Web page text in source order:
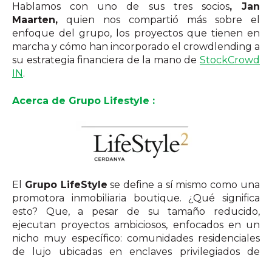
Hablamos con uno de sus tres socios, Jan
Maarten, quien nos compartió más sobre el
enfoque del grupo, los proyectos que tienen en
marcha y cómo han incorporado el crowdlending a
su estrategia financiera de la mano de StockCrowd
IN .
Acerca de Grupo Lifestyle :
El Grupo LifeStyle se define a sí mismo como una
promotora inmobiliaria boutique. ¿Qué significa
esto? Que, a pesar de su tamaño reducido,
ejecutan proyectos ambiciosos, enfocados en un
nicho muy específico: comunidades residenciales
de lujo ubicadas en enclaves privilegiados de